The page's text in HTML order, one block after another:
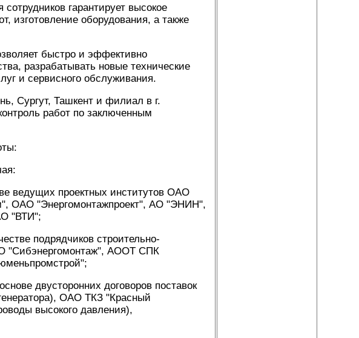
гарантирует высокое
изготовление оборудования, а также
быстро и эффективно
разрабатывать новые технические
и сервисного обслуживания.
Сургут, Ташкент и филиал в г.
работ по заключенным
ведущих проектных институтов ОАО
ОАО "Энергомонтажпроект", АО "ЭНИН",
"ВТИ";
подрядчиков строительно-
"Сибэнергомонтаж", АООТ СПК
двусторонних договоров поставок
ОАО ТКЗ "Красный
высокого давления),